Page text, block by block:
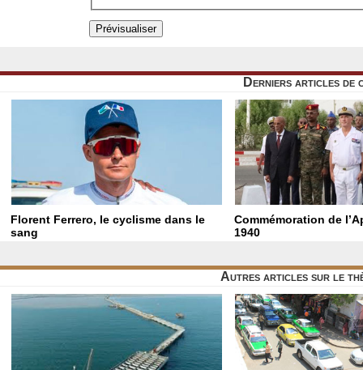
Derniers articles de
Florent Ferrero, le cyclisme dans le
sang
Commémoration de
1940
Autres articles sur le